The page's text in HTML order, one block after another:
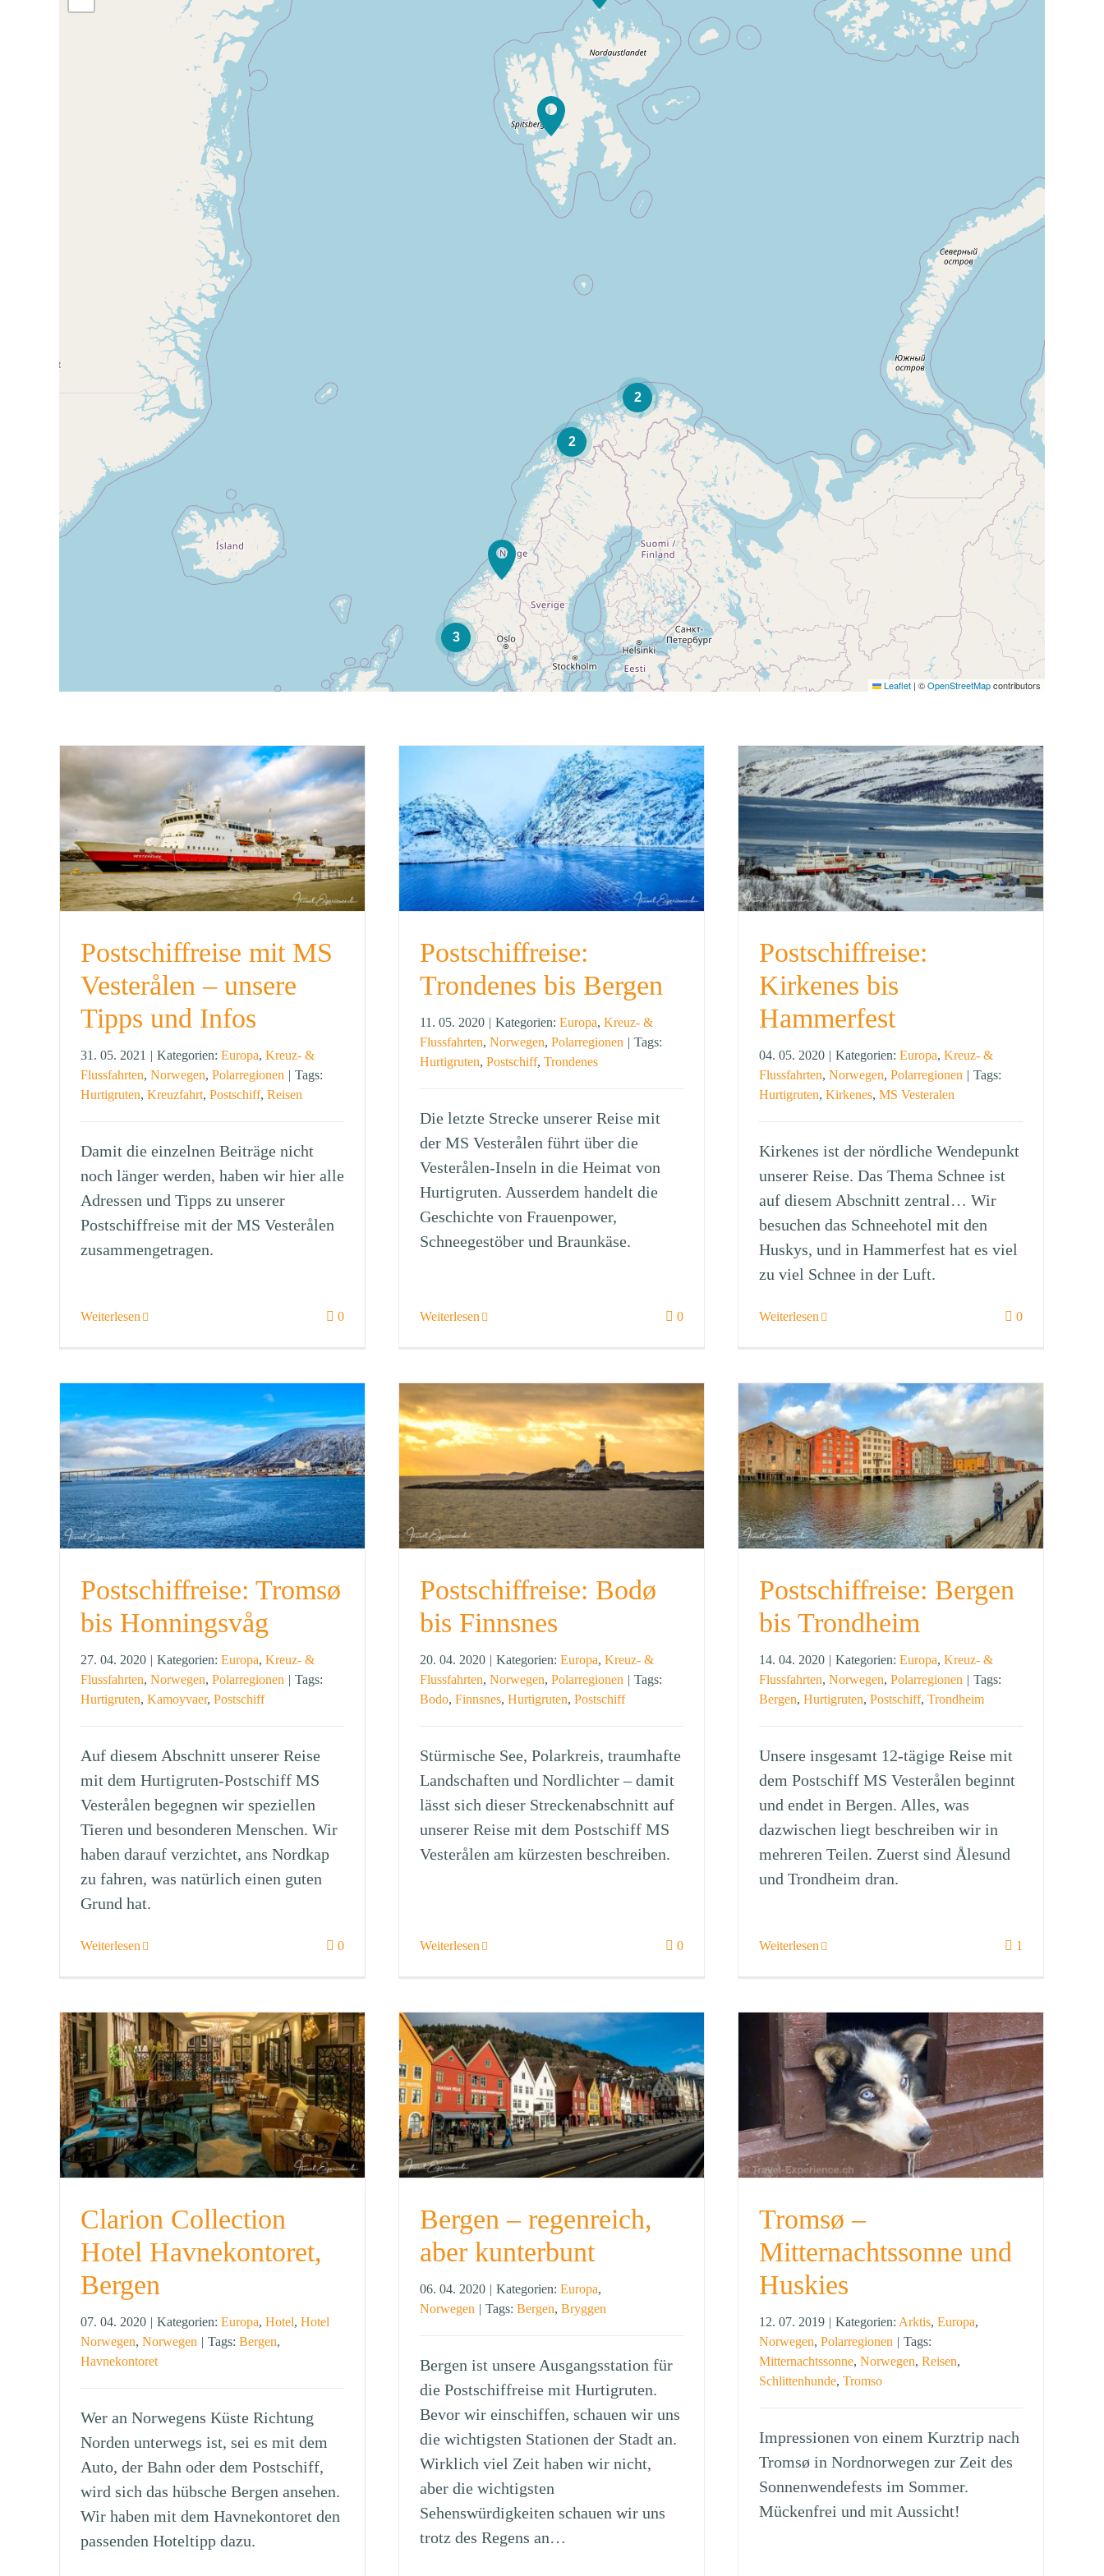
3
2
2
Leaflet | ©OpenStreetMapcontributors
Postschiffreise mit MS
Vesterålen – unsere
Tipps und Infos
31. 05. 2021 | Kategorien: Europa, Kreuz- &
Flussfahrten, Norwegen, Polarregionen | Tags:
Hurtigruten, Kreuzfahrt, Postschiff, Reisen
Damit die einzelnen Beiträge nicht
noch länger werden, haben wir hier alle
Adressen und Tipps zu unserer
Postschiffreise mit der MS Vesterålen
zusammengetragen.
Weiterlesen 0
Postschiffreise:
Trondenes bis Bergen
11. 05. 2020 | Kategorien: Europa, Kreuz- &
Flussfahrten, Norwegen, Polarregionen | Tags:
Hurtigruten, Postschiff, Trondenes
Die letzte Strecke unserer Reise mit
der MS Vesterålen führt über die
Vesterålen-Inseln in die Heimat von
Hurtigruten. Ausserdem handelt die
Geschichte von Frauenpower,
Schneegestöber und Braunkäse.
Weiterlesen 0
Postschiffreise:
Kirkenes bis
Hammerfest
04. 05. 2020 | Kategorien: Europa, Kreuz- &
Flussfahrten, Norwegen, Polarregionen | Tags:
Hurtigruten, Kirkenes, MS Vesteralen
Kirkenes ist der nördliche Wendepunkt
unserer Reise. Das Thema Schnee ist
auf diesem Abschnitt zentral… Wir
besuchen das Schneehotel mit den
Huskys, und in Hammerfest hat es viel
zu viel Schnee in der Luft.
Weiterlesen 0
Postschiffreise: Tromsø
bis Honningsvåg
27. 04. 2020 | Kategorien: Europa, Kreuz- &
Flussfahrten, Norwegen, Polarregionen | Tags:
Hurtigruten, Kamoyvaer, Postschiff
Auf diesem Abschnitt unserer Reise
mit dem Hurtigruten-Postschiff MS
Vesterålen begegnen wir speziellen
Tieren und besonderen Menschen. Wir
haben darauf verzichtet, ans Nordkap
zu fahren, was natürlich einen guten
Grund hat.
Weiterlesen 0
Postschiffreise: Bodø
bis Finnsnes
20. 04. 2020 | Kategorien: Europa, Kreuz- &
Flussfahrten, Norwegen, Polarregionen | Tags:
Bodo, Finnsnes, Hurtigruten, Postschiff
Stürmische See, Polarkreis, traumhafte
Landschaften und Nordlichter – damit
lässt sich dieser Streckenabschnitt auf
unserer Reise mit dem Postschiff MS
Vesterålen am kürzesten beschreiben.
Weiterlesen 0
Postschiffreise: Bergen
bis Trondheim
14. 04. 2020 | Kategorien: Europa, Kreuz- &
Flussfahrten, Norwegen, Polarregionen | Tags:
Bergen, Hurtigruten, Postschiff, Trondheim
Unsere insgesamt 12-tägige Reise mit
dem Postschiff MS Vesterålen beginnt
und endet in Bergen. Alles, was
dazwischen liegt beschreiben wir in
mehreren Teilen. Zuerst sind Ålesund
und Trondheim dran.
Weiterlesen 1
Clarion Collection
Hotel Havnekontoret,
Bergen
07. 04. 2020 | Kategorien: Europa, Hotel, Hotel
Norwegen, Norwegen | Tags: Bergen,
Havnekontoret
Wer an Norwegens Küste Richtung
Norden unterwegs ist, sei es mit dem
Auto, der Bahn oder dem Postschiff,
wird sich das hübsche Bergen ansehen.
Wir haben mit dem Havnekontoret den
passenden Hoteltipp dazu.
Bergen – regenreich,
aber kunterbunt
06. 04. 2020 | Kategorien: Europa,
Norwegen | Tags: Bergen, Bryggen
Bergen ist unsere Ausgangsstation für
die Postschiffreise mit Hurtigruten.
Bevor wir einschiffen, schauen wir uns
die wichtigsten Stationen der Stadt an.
Wirklich viel Zeit haben wir nicht,
aber die wichtigsten
Sehenswürdigkeiten schauen wir uns
trotz des Regens an…
Tromsø –
Mitternachtssonne und
Huskies
12. 07. 2019 | Kategorien: Arktis, Europa,
Norwegen, Polarregionen | Tags:
Mitternachtssonne, Norwegen, Reisen,
Schlittenhunde, Tromso
Impressionen von einem Kurztrip nach
Tromsø in Nordnorwegen zur Zeit des
Sonnenwendefests im Sommer.
Mückenfrei und mit Aussicht!